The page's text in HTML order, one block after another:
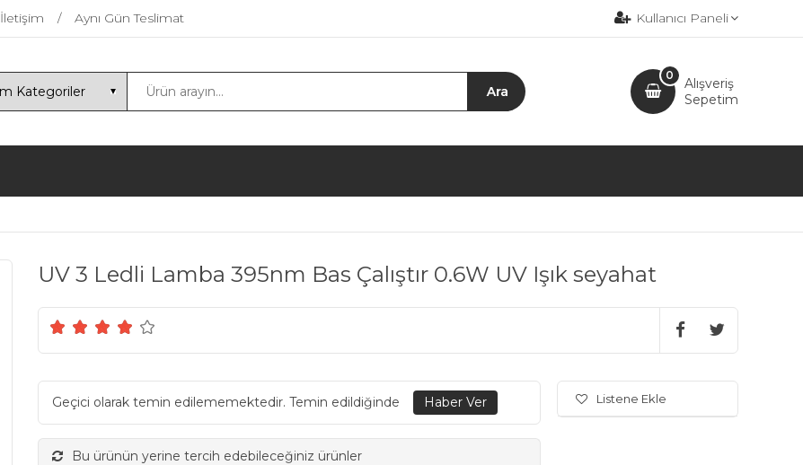
İletişim Aynı Gün Teslimat Kullanıcı Paneli
Alışveriş
Sepetim
0
UV 3 Ledli Lamba 395nm Bas Çalıştır 0.6W UV Işık seyahat
Geçici olarak temin edilememektedir. Temin edildiğinde
Bu ürünün yerine tercih edebileceğiniz ürünler
Listene Ekle